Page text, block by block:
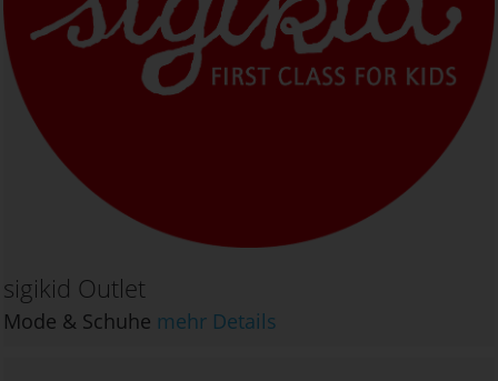
sigikid Outlet
Mode & Schuhe mehr Details